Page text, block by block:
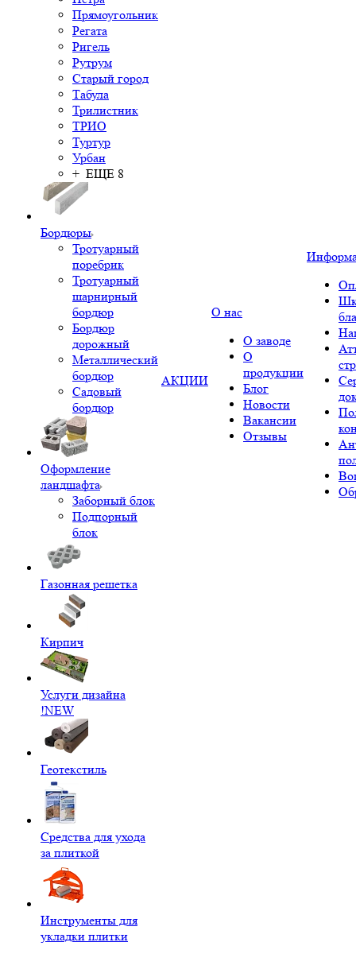
Прямоугольник
Регата
Ригель
Рутрум
Старый город
Табула
Трилистник
ТРИО
Туртур
Урбан
+ ЕЩЕ 8
Бордюры
Тротуарный
поребрик
Тротуарный
шарнирный
бордюр
Бордюр
дорожный
Металлический
бордюр
Садовый
бордюр
Оформление
ландшафта
Заборный блок
Подпорный
блок
Газонная решетка
Кирпич
Услуги дизайна
!NEW
Геотекстиль
Средства для ухода
за плиткой
Инструменты для
укладки плитки
АКЦИИ
О нас
О заводе
О
продукции
Блог
Новости
Вакансии
Отзывы